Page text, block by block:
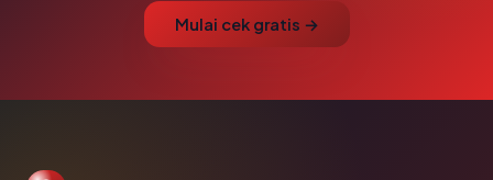
Mulai cek gratis →